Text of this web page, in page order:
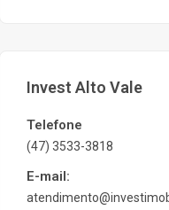
Invest Alto Vale
Telefone
(47) 3533-3818
E-mail: